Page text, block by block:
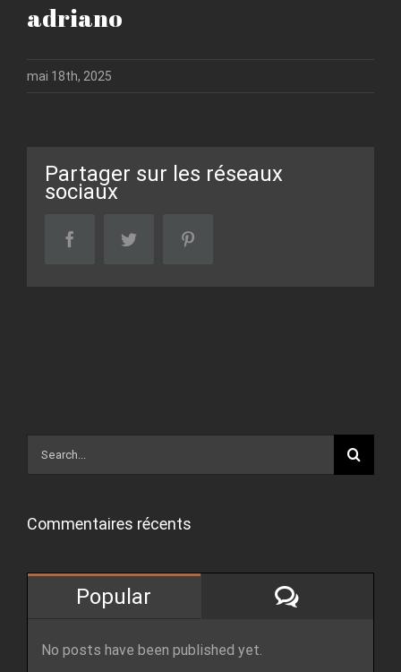
adriano
mai 18th, 2025
Partager sur les réseaux
sociaux
facebooktwitter
for:
Commentaires récents
Popular
No posts have been published yet.